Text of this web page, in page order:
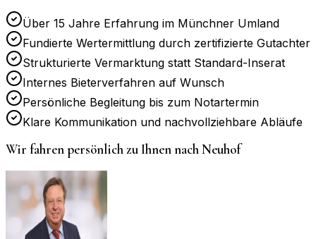
Über 15 Jahre Erfahrung im Münchner Umland
Fundierte Wertermittlung durch zertifizierte Gutachter
Strukturierte Vermarktung statt Standard-Inserat
Internes Bieterverfahren auf Wunsch
Persönliche Begleitung bis zum Notartermin
Klare Kommunikation und nachvollziehbare Abläufe
Wir fahren persönlich zu Ihnen nachNeuhof